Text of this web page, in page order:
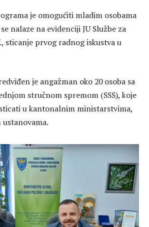
je omogućiti mladim osobama
nalaze na evidenciji JU Službe za
sticanje prvog radnog iskustva u
je angažman oko 20 osoba sa
stručnom spremom (SSS), koje
u kantonalnim ministarstvima,